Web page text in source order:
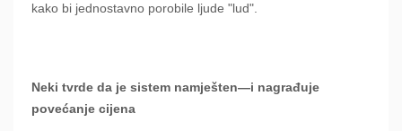
kako bi jednostavno porobile ljude "lud".
Neki tvrde da je sistem namješten—i nagrađuje
povećanje cijena